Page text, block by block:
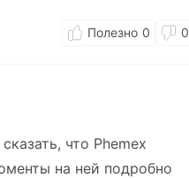
0 0
что Phemex
на ней подробно